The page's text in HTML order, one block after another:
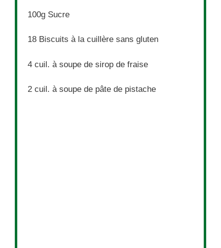
100g Sucre
18 Biscuits à la cuillère sans gluten
4 cuil. à soupe de sirop de fraise
2 cuil. à soupe de pâte de pistache